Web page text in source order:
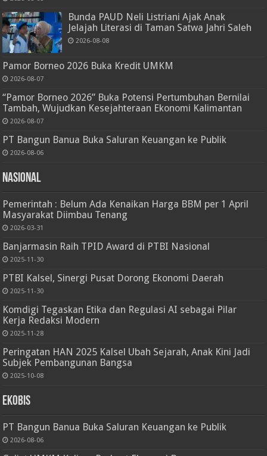
Bunda PAUD Neli Listriani Ajak Anak
Jelajah Literasi di Taman Satwa Jahri Saleh
2026-08-08
Pamor Borneo 2026 Buka Kredit UMKM
2026-08-07
“Pamor Borneo 2026” Buka Potensi Pertumbuhan Bernilai
Tambah, Wujudkan Kesejahteraan Ekonomi Kalimantan
2026-08-07
PT Bangun Banua Buka Saluran Keuangan ke Publik
2026-08-06
Nasional
Pemerintah : Belum Ada Kenaikan Harga BBM per 1 April
Masyarakat Diimbau Tenang
2026-03-31
Banjarmasin Raih TPID Award di PTBI Nasional
2025-11-30
PTBI Kalsel, Sinergi Pusat Dorong Ekonomi Daerah
2025-11-30
Komdigi Tegaskan Etika dan Regulasi AI sebagai Pilar
Kerja Redaksi Modern
2025-11-28
Peringatan HAN 2025 Kalsel Ubah Sejarah, Anak Kini Jadi
Subjek Pembangunan Bangsa
2025-10-08
Ekobis
PT Bangun Banua Buka Saluran Keuangan ke Publik
2026-08-06